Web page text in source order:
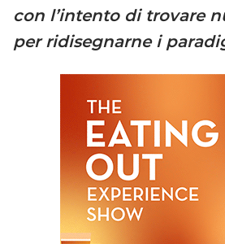
con l’intento di trovare
per ridisegnarne i